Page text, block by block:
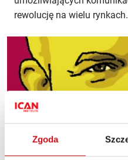
Zgoda
rewolucję na wielu rynkach.